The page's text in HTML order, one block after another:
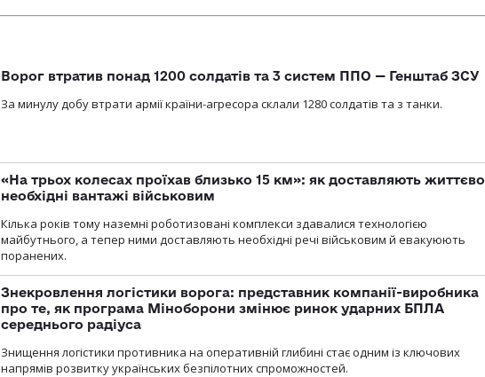
Ворог втратив понад 1200 солдатів та 3 систем ППО — Генштаб ЗСУ
За минулу добу втрати армії країни-агресора склали 1280 солдатів та з танки.
«На трьох колесах проїхав близько 15 км»: як доставляють життєво
необхідні вантажі військовим
Кілька років тому наземні роботизовані комплекси здавалися технологією
майбутнього, а тепер ними доставляють необхідні речі військовим й евакуюють
поранених.
Знекровлення логістики ворога: представник компанії-виробника
про те, як програма Міноборони змінює ринок ударних БПЛА
середнього радіуса
Знищення логістики противника на оперативній глибині стає одним із ключових
напрямів розвитку українських безпілотних спроможностей.